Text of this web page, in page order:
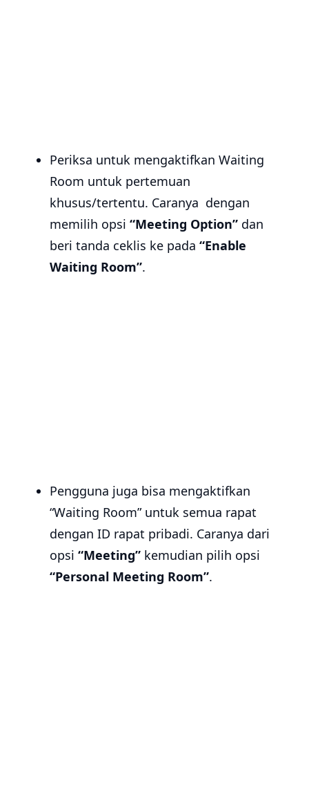
Periksa untuk mengaktifkan Waiting
Room untuk pertemuan
khusus/tertentu. Caranya dengan
memilih opsi “Meeting Option” dan
beri tanda ceklis ke pada “Enable
Waiting Room”.
Pengguna juga bisa mengaktifkan
“Waiting Room” untuk semua rapat
dengan ID rapat pribadi. Caranya dari
opsi “Meeting” kemudian pilih opsi
“Personal Meeting Room”.